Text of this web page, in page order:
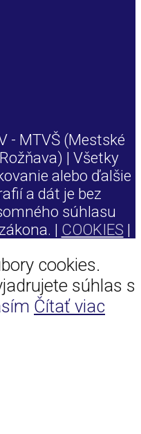
- MTVŠ (Mestské
| Všetky
alebo ďalšie
a dát je bez
súhlasu
| COOKIES |
cookies.
súhlas s
Čítať viac